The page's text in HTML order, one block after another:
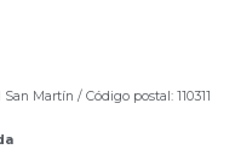
Martín / Código postal: 110311